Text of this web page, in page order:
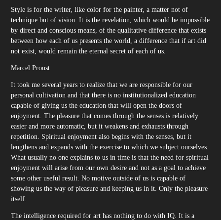
Style is for the writer, like color for the painter, a matter not of
technique but of vision. It is the revelation, which would be impossible
by direct and conscious means, of the qualitative difference that exists
between how each of us presents the world, a difference that if art did
not exist, would remain the eternal secret of each of us.
Marcel Proust
It took me several years to realize that we are responsible for our
personal cultivation and that there is no institutionalized education
capable of giving us the education that will open the doors of
enjoyment. The pleasure that comes through the senses is relatively
easier and more automatic, but it weakens and exhausts through
repetition. Spiritual enjoyment also begins with the senses, but it
lengthens and expands with the exercise to which we subject ourselves.
What usually no one explains to us in time is that the need for spiritual
enjoyment will arise from our own desire and not as a goal to achieve
some other useful result. No motive outside of us is capable of
showing us the way of pleasure and keeping us in it. Only the pleasure
itself.
The intelligence required for art has nothing to do with IQ. It is a